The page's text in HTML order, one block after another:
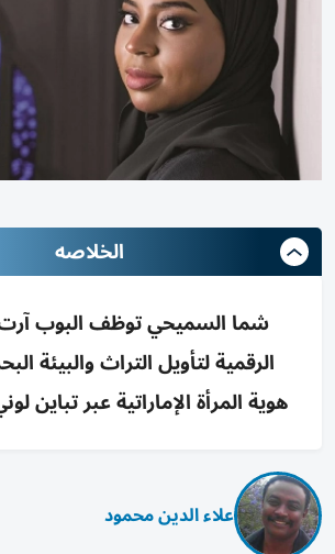
الخلاصه
شما السميحي توظف البوب آرت
الرقمية لتأويل التراث والبيئة
هوية المرأة الإماراتية عبر تباين
علاء الدين محمود